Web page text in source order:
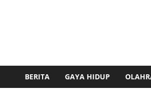
BERITA GAYA HIDUP